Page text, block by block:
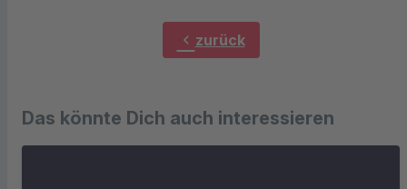
chevron_left zurück
Das könnte Dich auch interessieren